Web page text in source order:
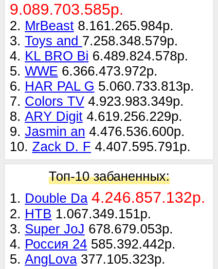
9.089.703.585р.
2. MrBeast 8.161.265.984р.
3. Toys and 7.258.348.579р.
4. KL BRO Bi 6.489.824.578р.
5. WWE 6.366.473.972р.
6. HAR PAL G 5.060.733.813р.
7. Colors TV 4.923.983.349р.
8. ARY Digit 4.619.256.229р.
9. Jasmin an 4.476.536.600р.
10. Zack D. F 4.407.595.791р.
Топ-10 забаненных:
1. Double Da 4.246.857.132р.
2. НТВ 1.067.349.151р.
3. Super JoJ 678.679.053р.
4. Россия 24 585.392.442р.
5. AngLova 377.105.323р.